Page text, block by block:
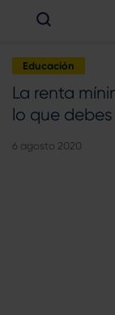
Educación
La renta
lo que
6 agosto 2020